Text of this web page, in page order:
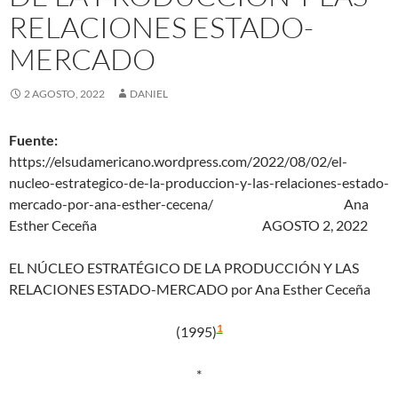
RELACIONES ESTADO-
MERCADO
2 AGOSTO, 2022 DANIEL
Fuente:
https://elsudamericano.wordpress.com/2022/08/02/el-
nucleo-estrategico-de-la-produccion-y-las-relaciones-estado-
mercado-por-ana-esther-cecena/ Ana
Esther Ceceña AGOSTO 2, 2022
EL NÚCLEO ESTRATÉGICO DE LA PRODUCCIÓN Y LAS
RELACIONES ESTADO-MERCADO por Ana Esther Ceceña
(1995)1
*